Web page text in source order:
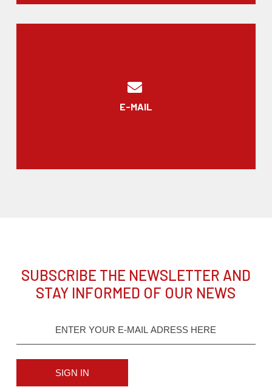
E-MAIL
SUBSCRIBE THE NEWSLETTER AND
STAY INFORMED OF OUR NEWS
SIGN IN